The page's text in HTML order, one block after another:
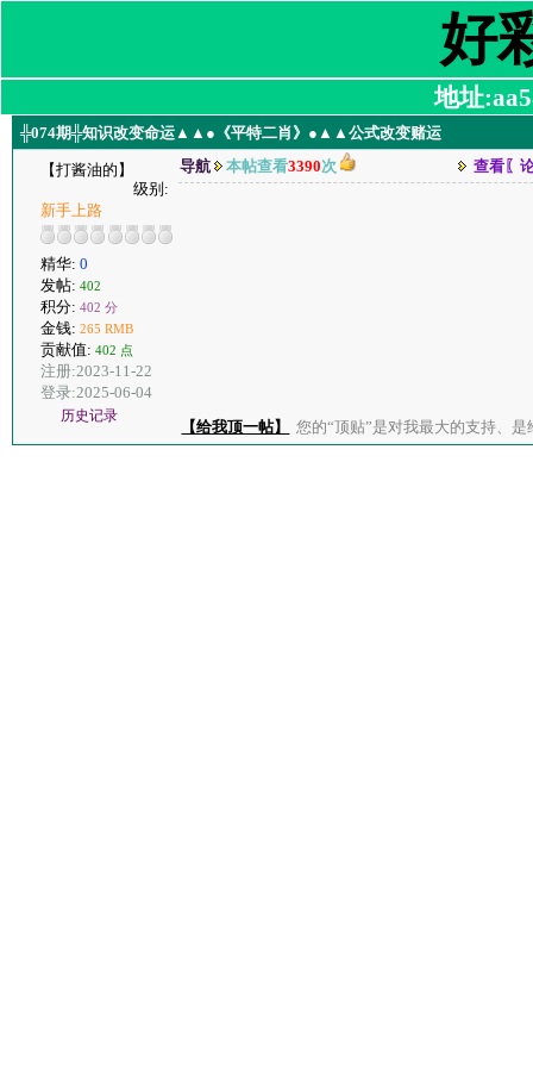
好
地址
╬074期╬知识改变命运▲▲●《平特二肖》●▲▲公式改变赌运
【打酱油的】
级别:
新手上路
精华: 0
发帖: 402
积分: 402 分
金钱: 265 RMB
贡献值: 402 点
注册:2023-11-22
登录:2025-06-04
历史记录
导航 本帖查看3390次 查看〖
【给我顶一帖】 您的“顶贴”是对我最大的支持、